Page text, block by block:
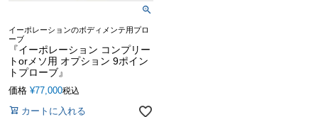
イーポレーションのボディメンテ用プロ
ーブ
『イーポレーション コンプリー
トorメソ用 オプション 9ポイン
トプローブ』
価格 ¥77,000税込
カートに入れる